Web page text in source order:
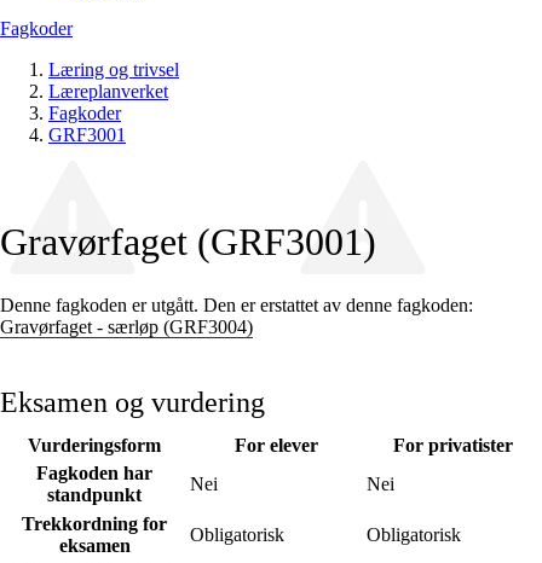
Fagkoder
Læring og trivsel
Læreplanverket
Fagkoder
GRF3001
Gravørfaget (GRF3001)
Denne fagkoden er utgått. Den er erstattet av denne fagkoden:
Gravørfaget - særløp (GRF3004)
Eksamen og vurdering
Vurderingsform For elever
For privatister
Fagkoden har
standpunkt
Nei
Nei
Trekkordning for
eksamen
Obligatorisk
Obligatorisk